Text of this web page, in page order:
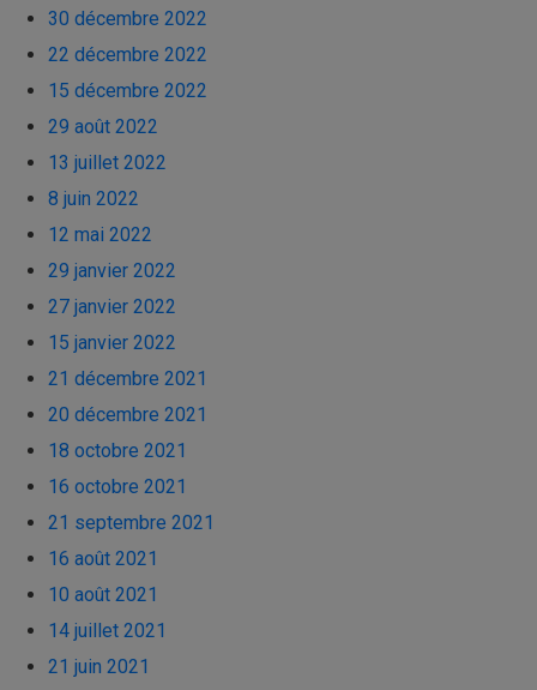
30 décembre 2022
22 décembre 2022
15 décembre 2022
29 août 2022
13 juillet 2022
8 juin 2022
12 mai 2022
29 janvier 2022
27 janvier 2022
15 janvier 2022
21 décembre 2021
20 décembre 2021
18 octobre 2021
16 octobre 2021
21 septembre 2021
16 août 2021
10 août 2021
14 juillet 2021
21 juin 2021